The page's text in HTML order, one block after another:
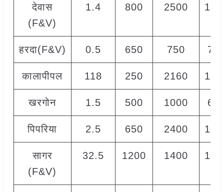
देवास
(F&V)
1.4 800 2500
हरदा(F&V) 0.5 650 750
कालापीपल 118 250 2160
खरगोन 1.5 500 1000
पिपरिया 2.5 650 2400
सागर
(F&V)
32.5 1200 1400